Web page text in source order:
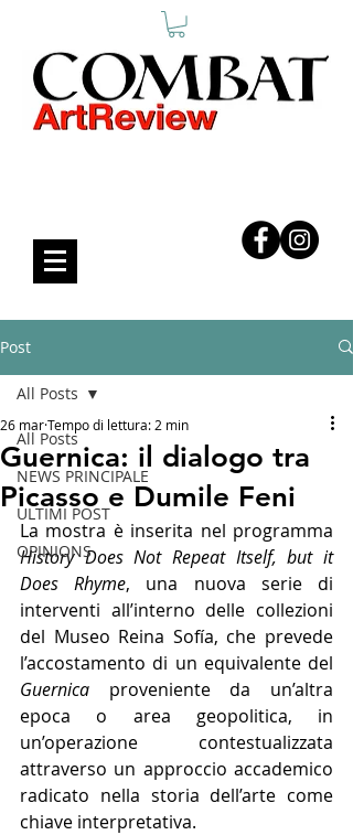
Post
All Posts
NEWS PRINCIPALE
ULTIMI POST
OPINIONS
All Posts
Guernica: il dialogo tra
Picasso e Dumile Feni
26 marTempo di lettura: 2 min
History Does Not Repeat Itself, but it
Does Rhyme, una nuova serie di
interventi all’interno delle collezioni
del Museo Reina Sofía, che prevede
Guernica proveniente da un’altra
epoca o area geopolitica, in
un’operazione contestualizzata
attraverso un approccio accademico
radicato nella storia dell’arte come
chiave interpretativa.